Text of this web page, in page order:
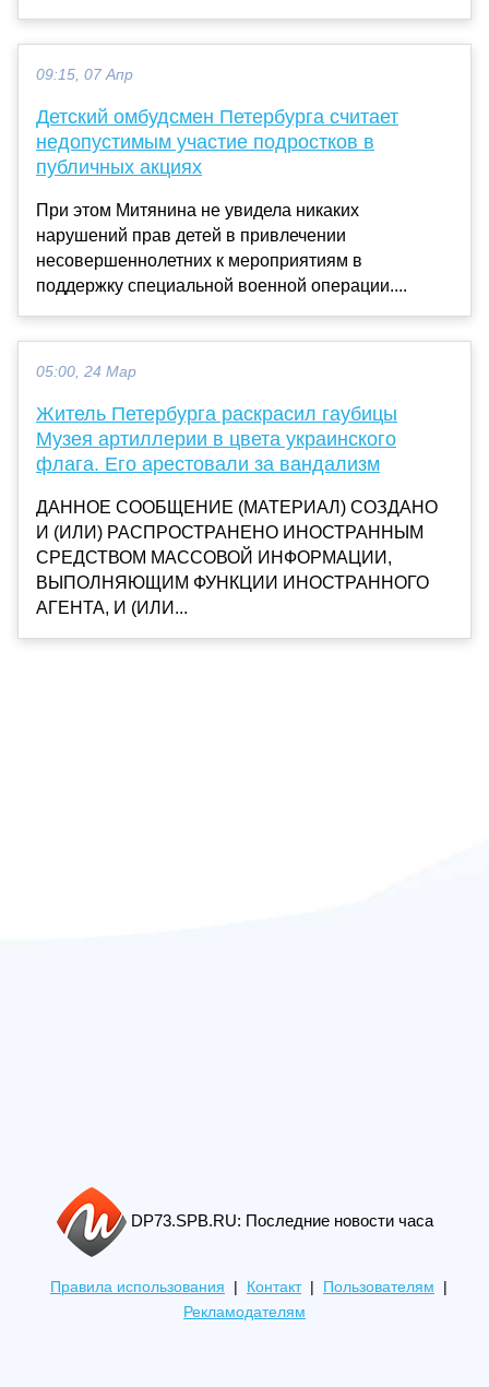
09:15, 07 Апр
Детский омбудсмен Петербурга считает
недопустимым участие подростков в
публичных акциях
При этом Митянина не увидела никаких
нарушений прав детей в привлечении
несовершеннолетних к мероприятиям в
поддержку специальной военной операции....
05:00, 24 Мар
Житель Петербурга раскрасил гаубицы
Музея артиллерии в цвета украинского
флага. Его арестовали за вандализм
ДАННОЕ СООБЩЕНИЕ (МАТЕРИАЛ) СОЗДАНО
И (ИЛИ) РАСПРОСТРАНЕНО ИНОСТРАННЫМ
СРЕДСТВОМ МАССОВОЙ ИНФОРМАЦИИ,
ВЫПОЛНЯЮЩИМ ФУНКЦИИ ИНОСТРАННОГО
АГЕНТА, И (ИЛИ...
DP73.SPB.RU: Последние новости часа
Правила использования Контакт| Пользователям
Рекламодателям